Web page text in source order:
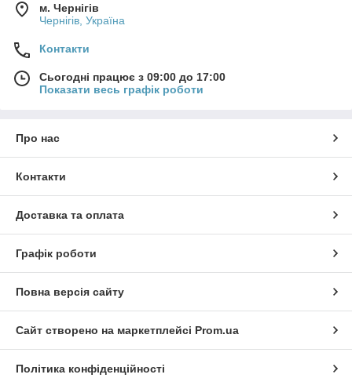
м. Чернігів
Чернігів, Україна
Контакти
Сьогодні працює з 09:00 до 17:00
Показати весь графік роботи
Про нас
Контакти
Доставка та оплата
Графік роботи
Повна версія сайту
Сайт створено на маркетплейсі Prom.ua
Політика конфіденційності